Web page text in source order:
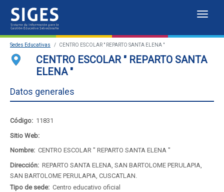
Sistema
de
Información
para
la
Gestión
Educativa
Salvadoreña
Sedes Educativas
Mapa de sedes educativas
Sedes Educativas CENTRO ESCOLAR " REPARTO SANTA ELENA "
CENTRO ESCOLAR " REPARTO SANTA
ELENA "
Datos generales
Código: 11831
Sitio Web:
Nombre: CENTRO ESCOLAR " REPARTO SANTA ELENA "
Dirección: REPARTO SANTA ELENA, SAN BARTOLOME PERULAPIA,
SAN BARTOLOME PERULAPIA, CUSCATLAN.
Tipo de sede: Centro educativo oficial